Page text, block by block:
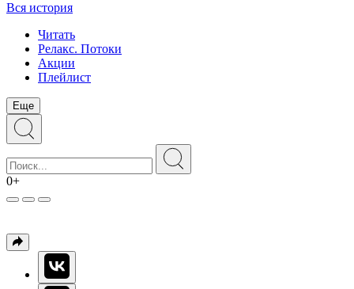
Вся история
Читать
Релакс. Потоки
Акции
Плейлист
Еще
0+